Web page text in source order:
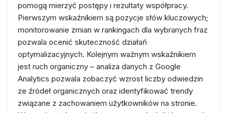
pomogą mierzyć postępy i rezultaty współpracy.
Pierwszym wskaźnikiem są pozycje słów kluczowych;
monitorowanie zmian w rankingach dla wybranych fraz
pozwala ocenić skuteczność działań
optymalizacyjnych. Kolejnym ważnym wskaźnikiem
jest ruch organiczny – analiza danych z Google
Analytics pozwala zobaczyć wzrost liczby odwiedzin
ze źródeł organicznych oraz identyfikować trendy
związane z zachowaniem użytkowników na stronie.